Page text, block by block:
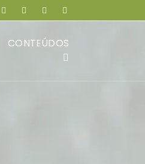
CONTEÚDOS